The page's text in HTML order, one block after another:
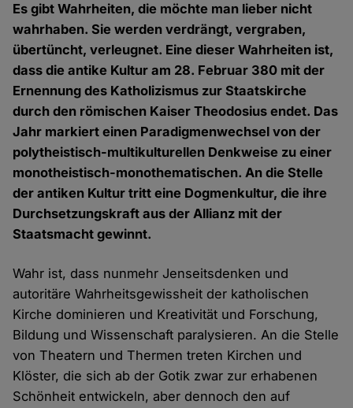
Es gibt Wahrheiten, die möchte man lieber nicht
wahrhaben. Sie werden verdrängt, vergraben,
übertüncht, verleugnet. Eine dieser Wahrheiten ist,
dass die antike Kultur am 28. Februar 380 mit der
Ernennung des Katholizismus zur Staatskirche
durch den römischen Kaiser Theodosius endet. Das
Jahr markiert einen Paradigmenwechsel von der
polytheistisch-multikulturellen Denkweise zu einer
monotheistisch-monothematischen. An die Stelle
der antiken Kultur tritt eine Dogmenkultur, die ihre
Durchsetzungskraft aus der Allianz mit der
Staatsmacht gewinnt.
Wahr ist, dass nunmehr Jenseitsdenken und
autoritäre Wahrheitsgewissheit der katholischen
Kirche dominieren und Kreativität und Forschung,
Bildung und Wissenschaft paralysieren. An die Stelle
von Theatern und Thermen treten Kirchen und
Klöster, die sich ab der Gotik zwar zur erhabenen
Schönheit entwickeln, aber dennoch den auf